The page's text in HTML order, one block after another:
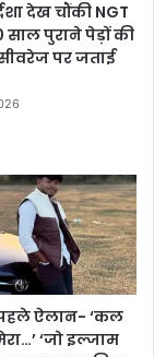
देख चौंकी NGT
साल पुराने पेड़ों की
पर जताई
ऐलान- ‘कल
‘जो इल्जाम